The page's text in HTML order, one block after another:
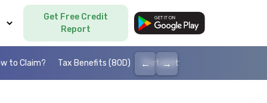
Get Free Credit
Report
to Claim? Tax Benefits (80D) Portability
← →